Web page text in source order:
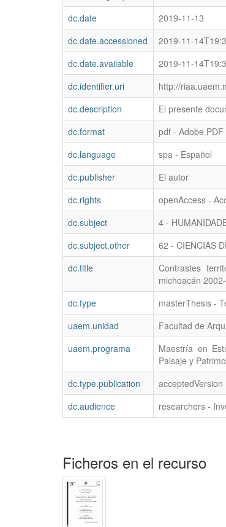
dc.date
2019-11-13
dc.date.accessioned
2019-11-
dc.date.available
2019-11-
dc.identifier.uri
http://
dc.description
El presente
dc.format
pdf - Adobe PDF
dc.language
spa - Español
dc.publisher
El autor
dc.rights
openAccess -
dc.subject
4 -
dc.subject.other
62 - CIENCIAS
dc.title
Contrastes
michoacán
dc.type masterThesis -
uaem.unidad
Facultad de
uaem.programa
Maestría en
Paisaje y
dc.type.publication acceptedVersion
dc.audience
researchers -
Ficheros en el recurso